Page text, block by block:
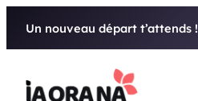
Un nouveau départ t’attends !